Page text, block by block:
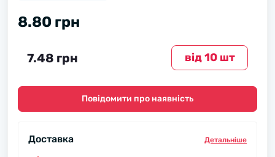
8.80 грн
вiд 10 шт
7.48 грн
Повідомити про наявність
Доставка Детальнiше